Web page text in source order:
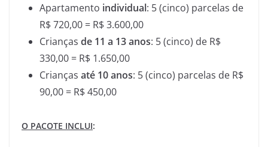
Apartamento individual: 5 (cinco) parcelas de
R$ 720,00 = R$ 3.600,00
Crianças de 11 a 13 anos: 5 (cinco) de R$
330,00 = R$ 1.650,00
Crianças até 10 anos: 5 (cinco) parcelas de R$
90,00 = R$ 450,00
O PACOTE INCLUI: